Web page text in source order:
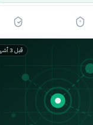
قبل 3 أشهر